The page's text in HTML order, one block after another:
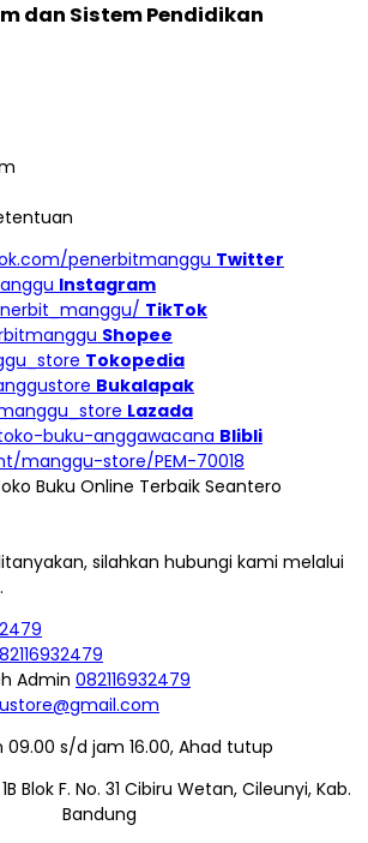
dan Sistem Pendidikan
penerbitmanggu Twitter
Instagram
TikTok
Shopee
Tokopedia
Bukalapak
Lazada
buku-anggawacana Blibli
manggu-store/PEM-70018
Buku Online Terbaik Seantero
silahkan hubungi kami melalui
Admin 082116932479
09.00 s/d jam 16.00, Ahad tutup
Blok F. No. 31 Cibiru Wetan, Cileunyi, Kab.
Bandung